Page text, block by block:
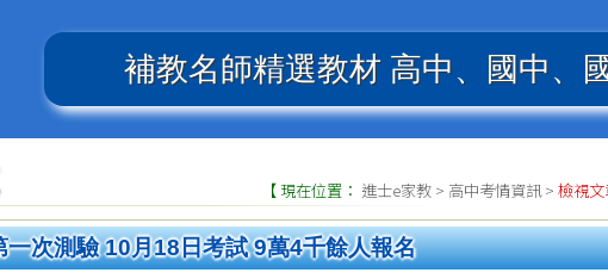
補教名師精選教材 高中、國中、
【 現在位置： 進士e家教 > 高中考情資訊> 檢視
次測驗 10月18日考試 9萬4千餘人報名